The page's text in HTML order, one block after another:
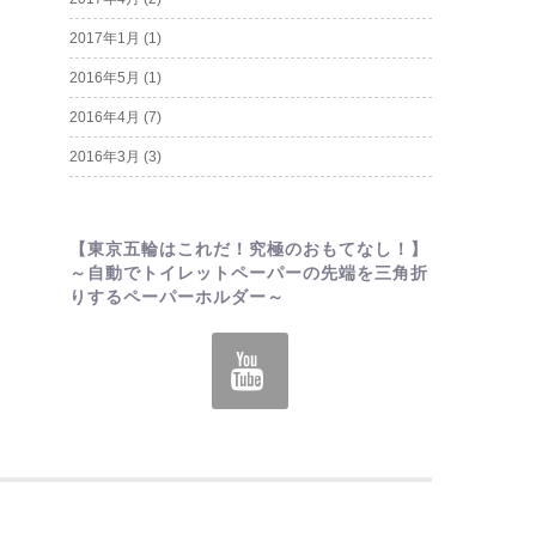
2017年1月 (1)
2016年5月 (1)
2016年4月 (7)
2016年3月 (3)
【東京五輪はこれだ！究極のおもてなし！】
～自動でトイレットペーパーの先端を三角折
りするペーパーホルダー～
